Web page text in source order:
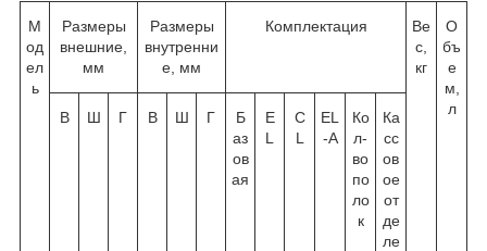
М
од
ел
ь
Размеры
внешние,
мм
Размеры
внутренни
е, мм
Комплектация
Ве
с,
кг
О
бъ
е
м,
л
В Ш Г В Ш Г
Б
аз
ов
ая
E
L
C
L
EL
-A
Ко
л-
во
по
ло
к
Ка
сс
ов
ое
от
де
ле